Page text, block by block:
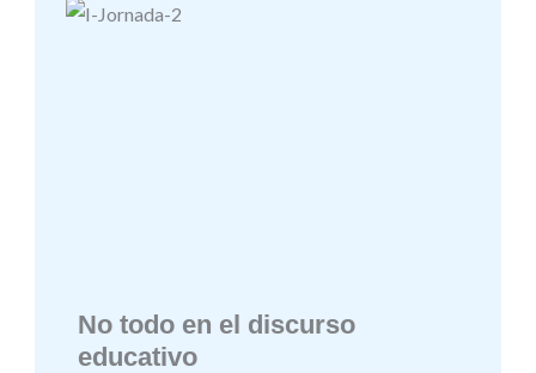
No todo en el discurso
educativo